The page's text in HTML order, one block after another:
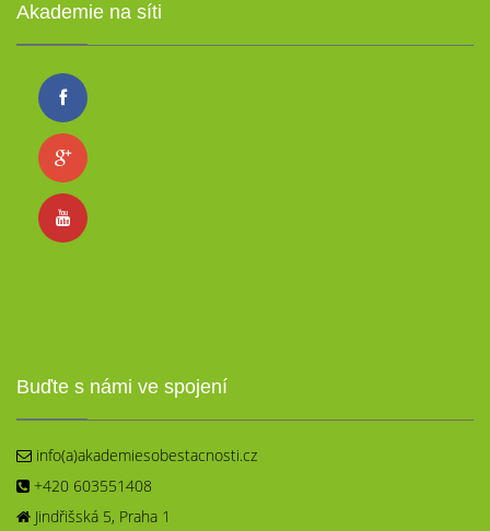
Akademie na síti
Buďte s námi ve spojení
info(a)akademiesobestacnosti.cz
+420 603551408
Jindřišská 5, Praha 1